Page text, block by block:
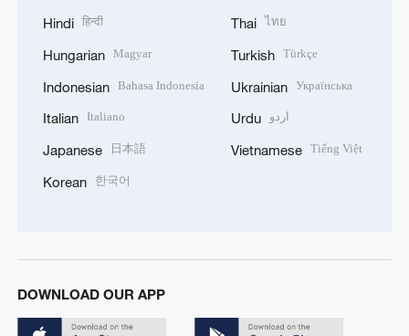
Hindi हिन्दी
Hungarian Magyar
Indonesian Bahasa Indonesia
Italian Italiano
Japanese 日本語
Korean 한국어
Thai ไทย
Turkish Türkçe
Ukrainian Українська
Urdu اردو
Vietnamese Tiếng Việt
DOWNLOAD OUR APP